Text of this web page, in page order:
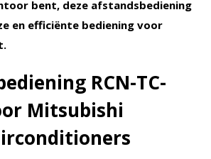
bent, deze afstandsbediening
en efficiënte bediening voor
RCN-TC-
Mitsubishi